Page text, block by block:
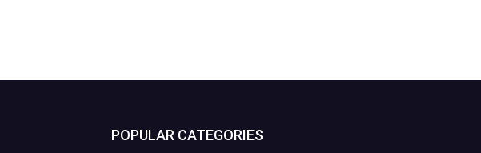
POPULAR CATEGORIES